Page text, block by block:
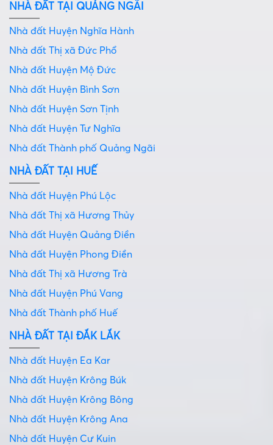
NHÀ ĐẤT TẠI QUẢNG NGÃI
Nhà đất Huyện Nghĩa Hành
Nhà đất Thị xã Đức Phổ
Nhà đất Huyện Mộ Đức
Nhà đất Huyện Bình Sơn
Nhà đất Huyện Sơn Tịnh
Nhà đất Huyện Tư Nghĩa
Nhà đất Thành phố Quảng Ngãi
NHÀ ĐẤT TẠI HUẾ
Nhà đất Huyện Phú Lộc
Nhà đất Thị xã Hương Thủy
Nhà đất Huyện Quảng Điền
Nhà đất Huyện Phong Điền
Nhà đất Thị xã Hương Trà
Nhà đất Huyện Phú Vang
Nhà đất Thành phố Huế
NHÀ ĐẤT TẠI ĐẮK LẮK
Nhà đất Huyện Ea Kar
Nhà đất Huyện Krông Búk
Nhà đất Huyện Krông Bông
Nhà đất Huyện Krông Ana
Nhà đất Huyện Cư Kuin